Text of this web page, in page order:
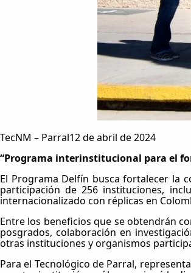
TecNM – Parral12 de abril de 2024
“Programa interinstitucional para el
El Programa Delfín busca fortalecer la
participación de 256 instituciones,
internacionalizado con réplicas en
Entre los beneficios que se obtendrán
posgrados, colaboración en
otras instituciones y organismos
Para el Tecnológico de Parral,